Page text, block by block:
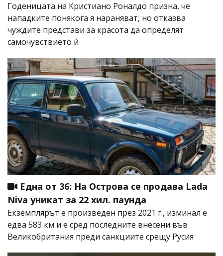
Годеницата на Кристиано Роналдо призна, че
нападките понякога я нараняват, но отказва
чуждите представи за красота да определят
самочувствието ѝ
Една от 36: На Острова се продава Lada
Niva уникат за 22 хил. паунда
Екземплярът е произведен през 2021 г., изминал е
едва 583 км и е сред последните внесени във
Великобритания преди санкциите срещу Русия